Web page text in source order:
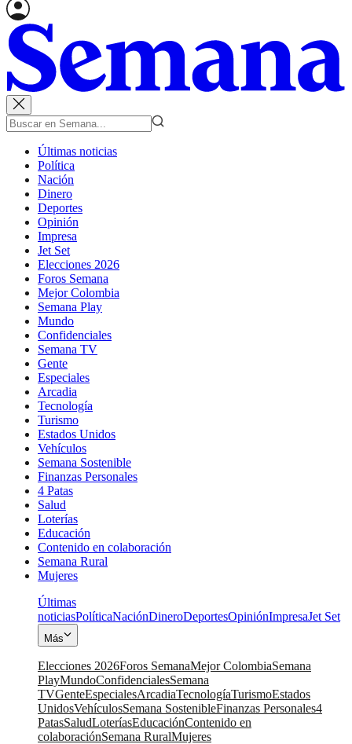
Últimas noticias
Política
Nación
Dinero
Deportes
Opinión
Impresa
Jet Set
Elecciones 2026
Foros Semana
Mejor Colombia
Semana Play
Mundo
Confidenciales
Semana TV
Gente
Especiales
Arcadia
Tecnología
Turismo
Estados Unidos
Vehículos
Semana Sostenible
Finanzas Personales
4 Patas
Salud
Loterías
Educación
Contenido en colaboración
Semana Rural
Mujeres
Últimas
noticiasPolíticaNaciónDineroDeportesOpiniónImpresaJet Set
Más
Elecciones 2026Foros SemanaMejor ColombiaSemana
PlayMundoConfidencialesSemana
TVGenteEspecialesArcadiaTecnologíaTurismoEstados
UnidosVehículosSemana SostenibleFinanzas Personales4
PatasSaludLoteríasEducaciónContenido en
colaboraciónSemana RuralMujeres